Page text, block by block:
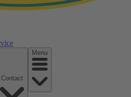
Menu